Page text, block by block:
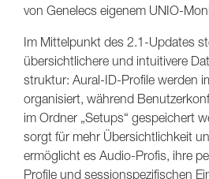
von Genelecs eigenem UNIO-
Im Mittelpunkt des 2.1-Updates
übersichtlichere und intuitivere
struktur: Aural-ID-Profile werden
organisiert, während
im Ordner „Setups“ gespeichert
sorgt für mehr Übersichtlichkeit
ermöglicht es Audio-Profis, ihre
Profile und sessionspezifischen